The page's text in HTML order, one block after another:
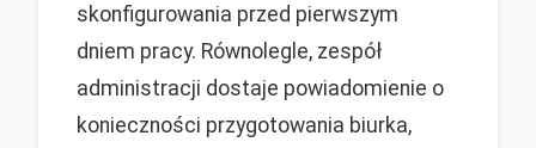
skonfigurowania przed pierwszym
dniem pracy. Równolegle, zespół
administracji dostaje powiadomienie o
konieczności przygotowania biurka,